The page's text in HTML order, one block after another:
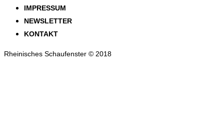
IMPRESSUM
NEWSLETTER
KONTAKT
Rheinisches Schaufenster © 2018